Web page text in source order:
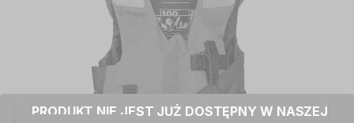
PRODUKT NIE JEST JUŻ DOSTĘPNY W NASZEJ